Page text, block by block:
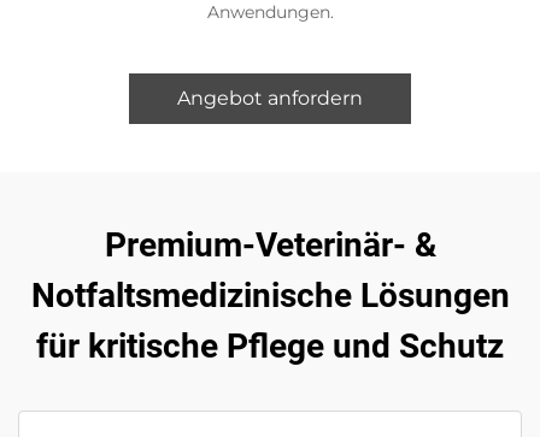
Anwendungen.
Angebot anfordern
Premium-Veterinär- &
Notfaltsmedizinische Lösungen
für kritische Pflege und Schutz